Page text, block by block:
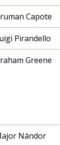
Capote
Pirandello
Greene
Nándor